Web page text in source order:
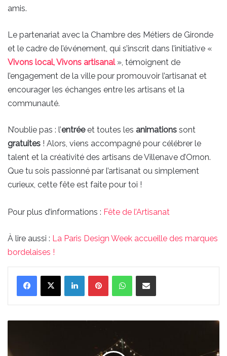
amis.
Le partenariat avec la Chambre des Métiers de Gironde
et le cadre de l’événement, qui s’inscrit dans l’initiative «
Vivons local, Vivons artisanal», témoignent de
l’engagement de la ville pour promouvoir l’artisanat et
encourager les échanges entre les artisans et la
communauté.
N’oublie pas : l’entréeet toutes les animations sont
gratuites ! Alors, viens accompagné pour célébrer le
talent et la créativité des artisans de Villenave d’Ornon.
Que tu sois passionné par l’artisanat ou simplement
curieux, cette fête est faite pour toi !
Pour plus d’informations : Fête de l’Artisanat
À lire aussi : La Paris Design Week accueille des marques
bordelaises !
LinkedinPinterestWhatsAppPartager par email